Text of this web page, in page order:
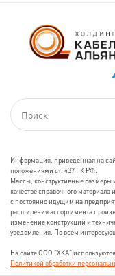
Информация, приведенная на
положениями ст. 437 ГК РФ.
Массы, конструктивные размеры
качестве справочного
с постоянно идущим на
расширения ассортимента
изменение конструкций и
уведомления. По всем
На сайте ООО "ХКА"
Политикой обработки